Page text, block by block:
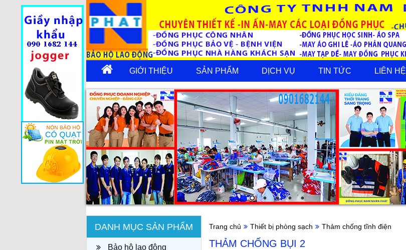
GIỚI THIỆU SẢN PHẨM DỊCH VỤ TIN TỨC LIÊN HỆ
DANH MỤC SẢN PHẨM
Bảo hộ lao động
Trang chủ Thiết bị phòng sạch Thảm chống tĩnh điện
THẢM CHỐNG BỤI 2